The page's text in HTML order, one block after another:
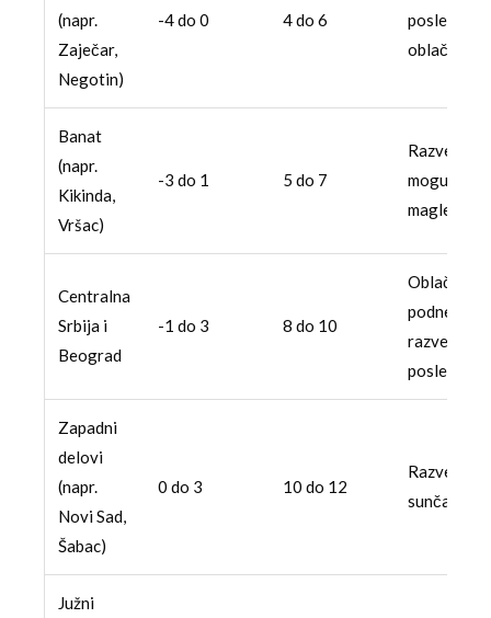
(napr.
Zaječar,
Negotin)
-4 do 0 4 do 6
posle
oblačnosti
Banat
(napr.
Kikinda,
Vršac)
-3 do 1 5 do 7
moguće
magle
Centralna
Srbija i
Beograd
-1 do 3 8 do 10
Oblačno
podne,
posle
Zapadni
delovi
(napr.
Novi Sad,
Šabac)
0 do 3 10 do 12
sunčano
Južni